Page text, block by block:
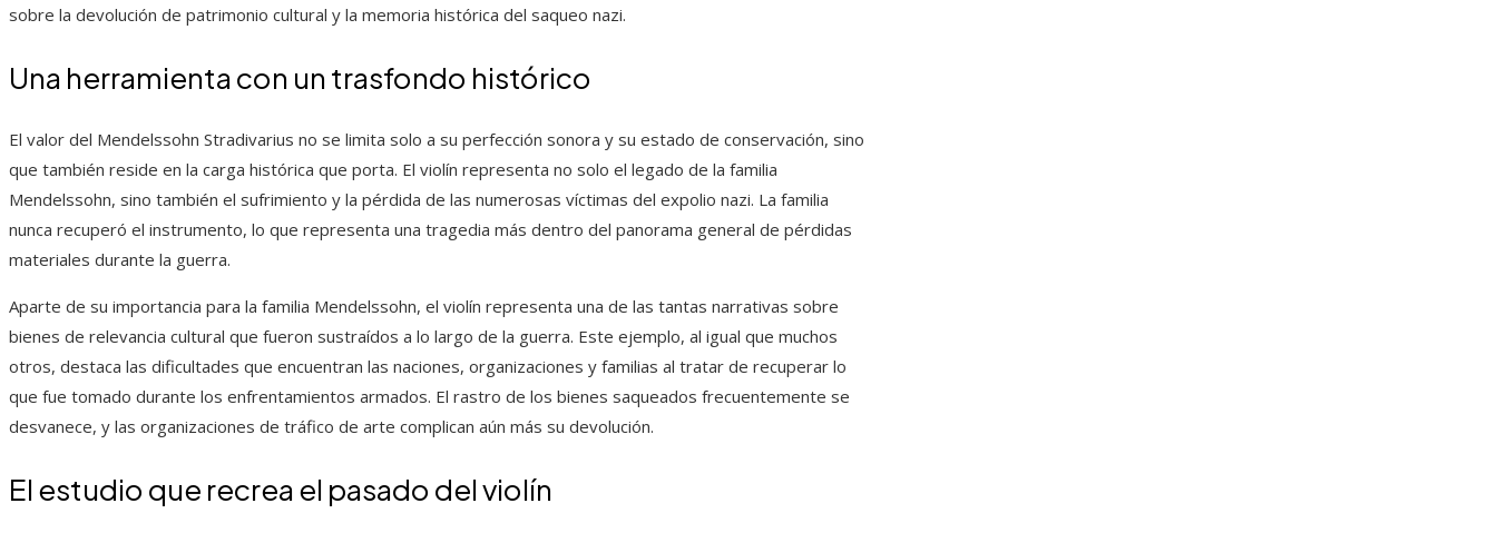
sobre la devolución de patrimonio cultural y la memoria histórica del saqueo nazi.
Una herramienta con un trasfondo histórico
El valor del Mendelssohn Stradivarius no se limita solo a su perfección sonora y su estado de conservación, sino
que también reside en la carga histórica que porta. El violín representa no solo el legado de la familia
Mendelssohn, sino también el sufrimiento y la pérdida de las numerosas víctimas del expolio nazi. La familia
nunca recuperó el instrumento, lo que representa una tragedia más dentro del panorama general de pérdidas
materiales durante la guerra.
Aparte de su importancia para la familia Mendelssohn, el violín representa una de las tantas narrativas sobre
bienes de relevancia cultural que fueron sustraídos a lo largo de la guerra. Este ejemplo, al igual que muchos
otros, destaca las dificultades que encuentran las naciones, organizaciones y familias al tratar de recuperar lo
que fue tomado durante los enfrentamientos armados. El rastro de los bienes saqueados frecuentemente se
desvanece, y las organizaciones de tráfico de arte complican aún más su devolución.
El estudio que recrea el pasado del violín